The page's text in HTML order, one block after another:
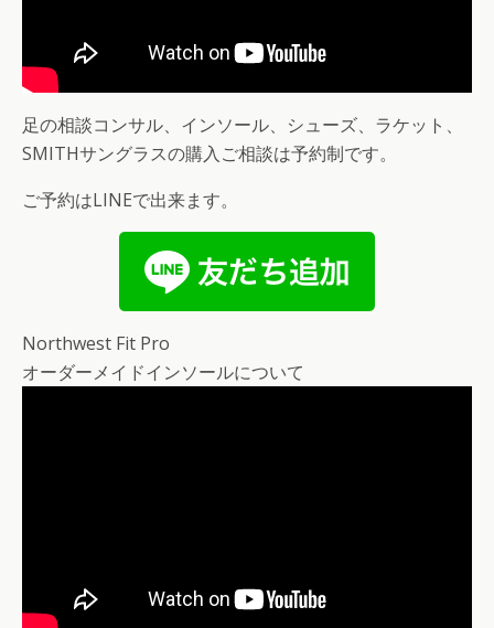
足の相談コンサル、インソール、シューズ、ラケット、
SMITHサングラスの購入ご相談は予約制です。
ご予約はLINEで出来ます。
Northwest Fit Pro
オーダーメイドインソールについて